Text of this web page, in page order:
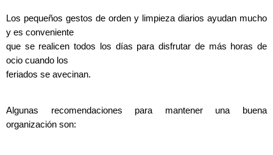
Los pequeños gestos de orden y limpieza diarios ayudan mucho
y es conveniente
que se realicen todos los días para disfrutar de más horas de
ocio cuando los
feriados se avecinan.
Algunas recomendaciones para mantener una buena
organización son: